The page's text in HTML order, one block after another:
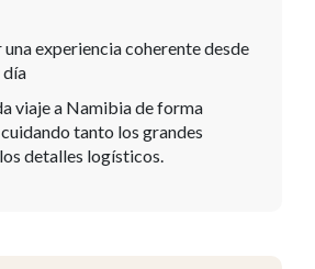
una experiencia coherente desde
día
viaje a Namibiade forma
cuidando tanto los grandes
detalles logísticos.